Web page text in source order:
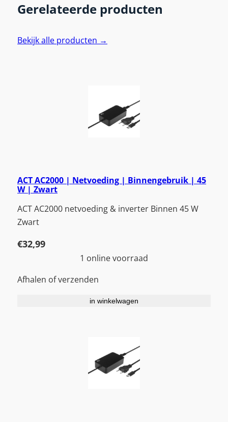
Gerelateerde producten
Bekijk alle producten →
ACT AC2000 | Netvoeding | Binnengebruik | 45
W | Zwart
ACT AC2000 netvoeding & inverter Binnen 45 W
Zwart
€32,99
1 online voorraad
Afhalen of verzenden
in winkelwagen